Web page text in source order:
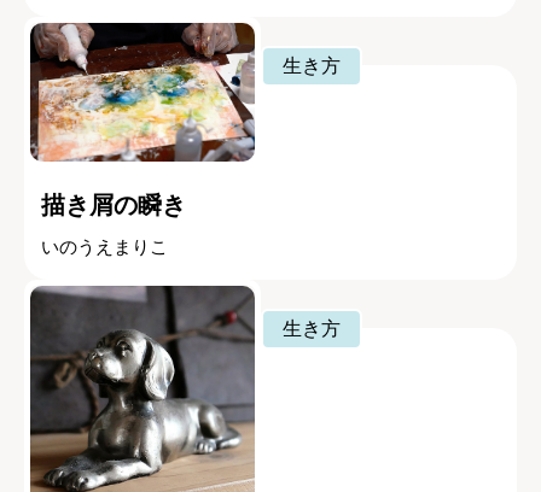
生き方
描き屑の瞬き
いのうえまりこ
生き方